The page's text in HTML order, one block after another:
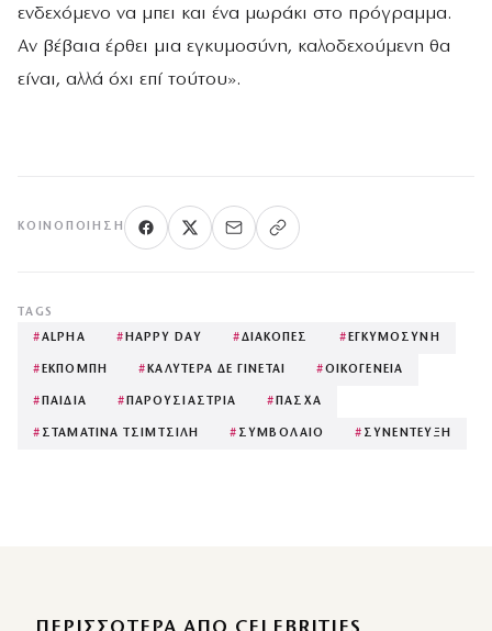
ενδεχόμενο να μπει και ένα μωράκι στο πρόγραμμα.
Αν βέβαια έρθει μια εγκυμοσύνη, καλοδεχούμενη θα
είναι, αλλά όχι επί τούτου».
ΚΟΙΝΟΠΟΊΗΣΗ
TAGS
#ALPHA # HAPPY DAY #ΔΙΑΚΟΠΕΣ # ΕΓΚΥΜΟΣΥΝΗ
# ΕΚΠΟΜΠΗ # ΚΑΛΥΤΕΡΑ ΔΕ ΓΙΝΕΤΑΙ #ΟΙΚΟΓΕΝΕΙΑ
# ΠΑΙΔΙΑ # ΠΑΡΟΥΣΙΑΣΤΡΙΑ # ΠΑΣΧΑ
# ΣΤΑΜΑΤΙΝΑ ΤΣΙΜΤΣΙΛΗ # ΣΥΜΒΟΛΑΙΟ # ΣΥΝΕΝΤΕΥΞΗ